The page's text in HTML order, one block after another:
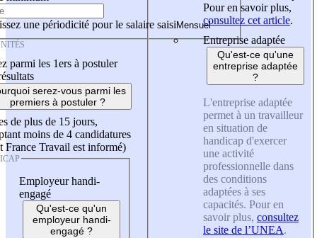
une périodicité pour le salaire saisi
parmi les 1ers à postuler
serez-vous parmi les
premiers à postuler ?
de plus de 15 jours,
moins de 4 candidatures
France Travail est informé)
Employeur handi-
engagé
Qu'est-ce qu'un
employeur handi-
engagé ?
Pour en savoir plus,
consultez cet article.
Entreprise adaptée
Qu'est-ce qu'une
entreprise adaptée
?
L'entreprise adaptée
permet à un travailleur
en situation de
handicap d'exercer
une activité
professionnelle dans
des conditions
adaptées à ses
capacités. Pour en
savoir plus, consultez
le site de l’UNEA.